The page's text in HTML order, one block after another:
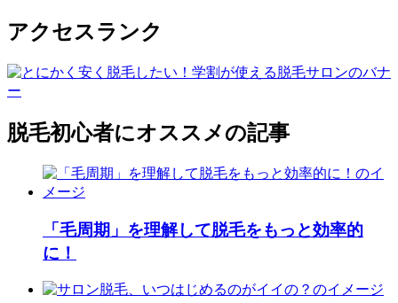
アクセスランク
脱毛初心者にオススメの記事
「毛周期」を理解して脱毛をもっと効率的
に！